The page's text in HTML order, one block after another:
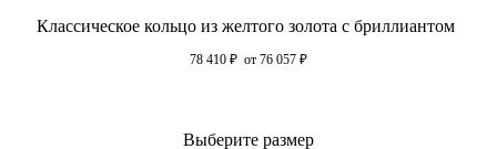
Классическое кольцо из желтого золота с бриллиантом
78 410 ₽ от 76 057 ₽
Выберите размер